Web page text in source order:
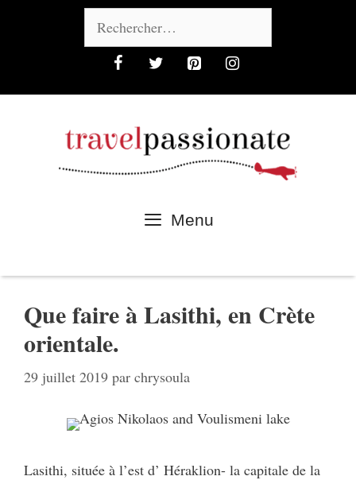
Menu
Que faire à Lasithi, en Crète
orientale.
29 juillet 2019 par chrysoula
Lasithi, située à l’est d’ Héraklion- la capitale de la